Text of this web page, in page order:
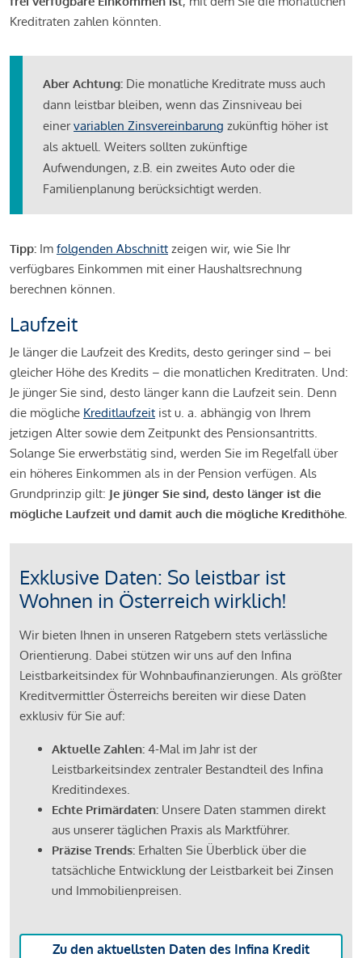
Kreditraten zahlen könnten.
Aber Achtung: Die monatliche Kreditrate muss auch
dann leistbar bleiben, wenn das Zinsniveau bei
einervariablen Zinsvereinbarung zukünftig höher ist
als aktuell. Weiters sollten zukünftige
Aufwendungen, z.B. ein zweites Auto oder die
Familienplanung berücksichtigt werden.
Tipp: Im folgenden Abschnitt zeigen wir, wie Sie Ihr
verfügbares Einkommen mit einer Haushaltsrechnung
berechnen können.
Laufzeit
Je länger die Laufzeit des Kredits, desto geringer sind – bei
gleicher Höhe des Kredits – die monatlichen Kreditraten. Und:
Je jünger Sie sind, desto länger kann die Laufzeit sein. Denn
die mögliche Kreditlaufzeit ist u. a. abhängig von Ihrem
jetzigen Alter sowie dem Zeitpunkt des Pensionsantritts.
Solange Sie erwerbstätig sind, werden Sie im Regelfall über
ein höheres Einkommen als in der Pension verfügen. Als
Grundprinzip gilt: Je jünger Sie sind, desto länger ist die
mögliche Laufzeit und damit auch die mögliche Kredithöhe.
Exklusive Daten: So leistbar ist
Wohnen in Österreich wirklich!
Wir bieten Ihnen in unseren Ratgebern stets verlässliche
Orientierung. Dabei stützen wir uns auf den Infina
Leistbarkeitsindex für Wohnbaufinanzierungen. Als größter
Kreditvermittler Österreichs bereiten wir diese Daten
exklusiv für Sie auf:
Aktuelle Zahlen: 4-Mal im Jahr ist der
Leistbarkeitsindex zentraler Bestandteil des Infina
Kreditindexes.
Echte Primärdaten: Unsere Daten stammen direkt
aus unserer täglichen Praxis als Marktführer.
Präzise Trends: Erhalten Sie Überblick über die
tatsächliche Entwicklung der Leistbarkeit bei Zinsen
und Immobilienpreisen.
Zu den aktuellsten Daten des Infina Kredit